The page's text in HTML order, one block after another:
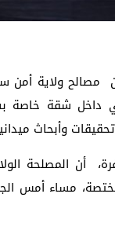
داخل شقة خاصة
وأبحاث
أن المصلحة